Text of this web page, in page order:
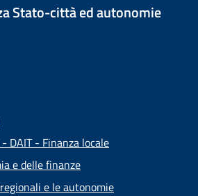
Stato-città ed autonomie
DAIT - Finanza locale
e delle finanze
e le autonomie